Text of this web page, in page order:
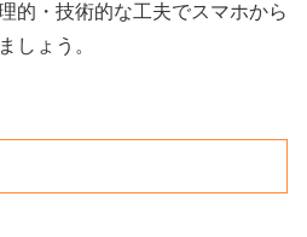
的・技術的な工夫でスマホから
しょう。